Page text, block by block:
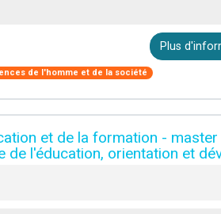
Plus
de l'homme et de la société
et de la formation -
de l'éducation, orientation et